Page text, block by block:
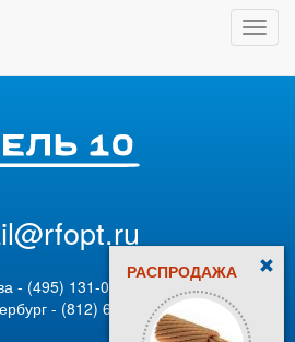
- (495) 131-02-05
- (812) 628-80-89
РАСПРОДАЖА